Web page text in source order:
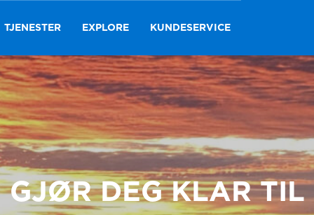
TJENESTER EXPLORE KUNDESERVICE
GJØR DEG KLAR TIL